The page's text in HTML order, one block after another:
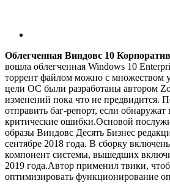
Облегченная Виндовс 10
вошла облегченная Windows 10
торрент файлом можно с множеством
цели ОС были разработаны автором
изменений пока что не предвидится.
отправить баг-репорт, если
критические ошибки.Основой
образы Виндовс Десять Бизнес
сентябре 2018 года. В сборку
компонент системы, вышедших
2019 года.Автор применил твики,
оптимизировать функционирование